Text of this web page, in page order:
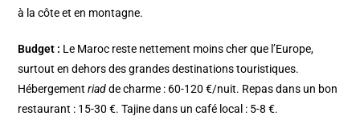
à la côte et en montagne.
Budget : Le Maroc reste nettement moins cher que l’Europe,
surtout en dehors des grandes destinations touristiques.
Hébergementriadde charme : 60-120 €/nuit. Repas dans un bon
restaurant : 15-30 €. Tajine dans un café local : 5-8 €.